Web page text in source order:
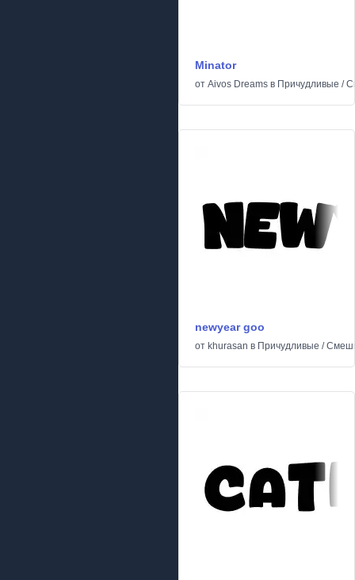
Minator
от Aivos Dreams в Причудливые /
newyear goo
от khurasan в Причудливые /